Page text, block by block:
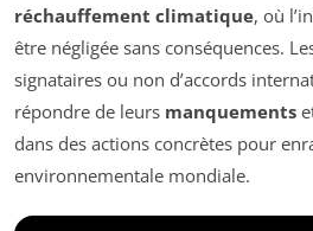
réchauffement climatique, où
être négligée sans conséquences.
signataires ou non d’accords
répondre de leurs manquements
dans des actions concrètes pour
environnementale mondiale.